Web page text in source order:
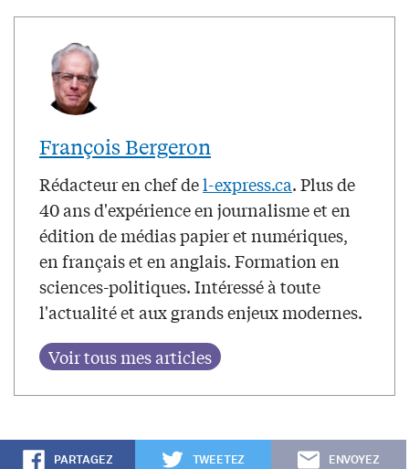
François Bergeron
Rédacteur en chef del-express.ca. Plus de
40 ans d'expérience en journalisme et en
édition de médias papier et numériques,
en français et en anglais. Formation en
sciences-politiques. Intéressé à toute
l'actualité et aux grands enjeux modernes.
PARTAGEZ TWEETEZ ENVOYEZ